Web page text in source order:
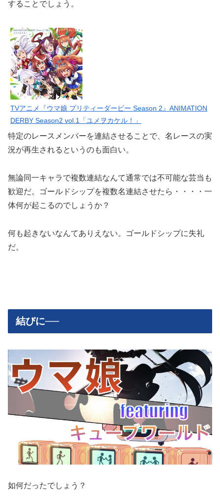
することでしょう。
TVアニメ『ウマ娘 プリティーダービー Season 2』ANIMATION
DERBY Season2 vol.1「ユメヲカケル！」
特定のレースメンバーを連結させることで、名レースの実
況が再生されるというのも面白い。
無論同一キャラで複数連結なんて通常では不可能な芸当も
歓迎だ。ゴールドシップを複数名連結させたら・・・・一
体何が起こるのでしょうか？
何も起きないなんてありえない。ゴールドシップに失礼
だ。
結びに──
如何だったでしょう？